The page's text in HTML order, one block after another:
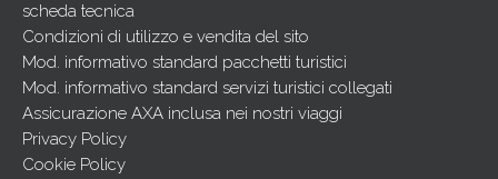
scheda tecnica
Condizioni di utilizzo e vendita del sito
Mod. informativo standard pacchetti turistici
Mod. informativo standard servizi turistici collegati
Assicurazione AXA inclusa nei nostri viaggi
Privacy Policy
Cookie Policy